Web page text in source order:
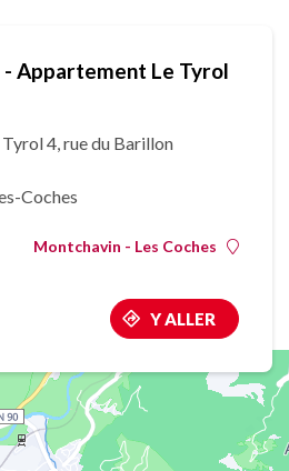
- Appartement Le Tyrol
4, rue du Barillon
Coches
Montchavin - Les Coches
Y ALLER